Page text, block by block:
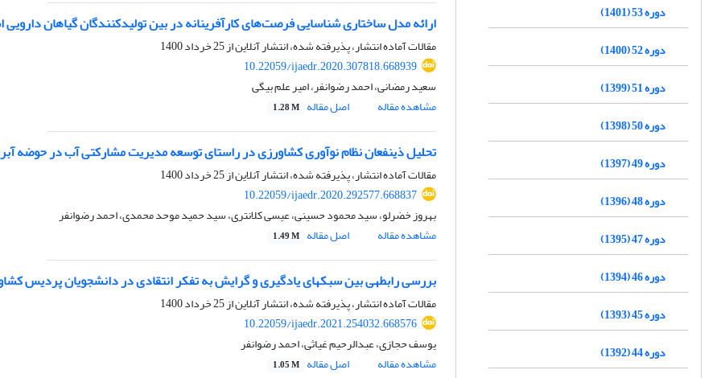
ارائه مدل ساختاری شناسایی فرصت‌های کارآفرینانه در بین تولیدکنندگان گیاهان
مقالات آماده انتشار، پذیرفته شده، انتشار آنلاین از25 خرداد 1400
10.22059/ijaedr.2020.307818.668939
سعید رمضانی، احمد رضوانفر، امیر علم بیگی
مشاهده مقاله
اصل مقاله 1.28 M
تحلیل ذینفعان نظام نوآوری کشاورزی در راستای توسعه مدیریت مشارکتی آب در حوضه
مقالات آماده انتشار، پذیرفته شده، انتشار آنلاین از25 خرداد 1400
10.22059/ijaedr.2020.292577.668837
بهروز خضرلو، سید محمود حسینی، عیسی کلانتری، سید حمید موحد محمدی، احمد رضوانفر
مشاهده مقاله
اصل مقاله 1.49 M
بررسی رابطه‏ی بین سبک‏های یادگیری و گرایش به تفکر انتقادی در دانشجویان پردیس
مقالات آماده انتشار، پذیرفته شده، انتشار آنلاین از25 خرداد 1400
10.22059/ijaedr.2021.254032.668576
یوسف حجازی، عبدالرحیم غیاثی، احمد رضوانفر
مشاهده مقاله
اصل مقاله 1.05 M
دوره 53 (1401)
دوره 52 (1400)
دوره 51 (1399)
دوره 50 (1398)
دوره 49 (1397)
دوره 48 (1396)
دوره 47 (1395)
دوره 46 (1394)
دوره 45 (1393)
دوره 44 (1392)